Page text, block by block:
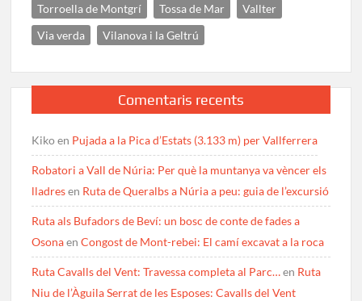
Torroella de Montgrí
Tossa de Mar
Vallter
Via verda
Vilanova i la Geltrú
Comentaris recents
Kikoen Pujada a la Pica d’Estats (3.133 m) per Vallferrera
Robatori a Vall de Núria: Per què la muntanya va vèncer els
lladresen Ruta de Queralbs a Núria a peu: guia de l’excursió
Ruta als Bufadors de Beví: un bosc de conte de fades a
OsonaenCongost de Mont-rebei: El camí excavat a la roca
Ruta Cavalls del Vent: Travessa completa al Parc…en Ruta
Niu de l’Àguila Serrat de les Esposes: Cavalls del Vent